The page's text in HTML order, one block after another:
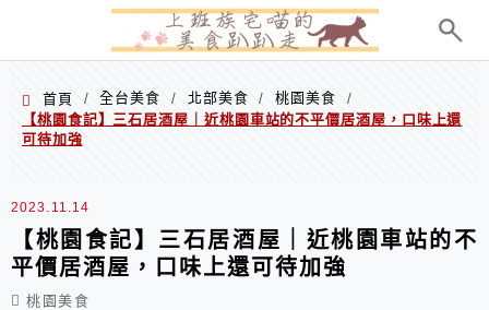
首頁 / 全台美食 / 北部美食 / 桃園美食
/
【桃園食記】三石居酒屋｜近桃園車站的不平價居酒屋，口味上還
可待加強
2023.11.14
【桃園食記】三石居酒屋｜近桃園車站的不
平價居酒屋，口味上還可待加強
桃園美食